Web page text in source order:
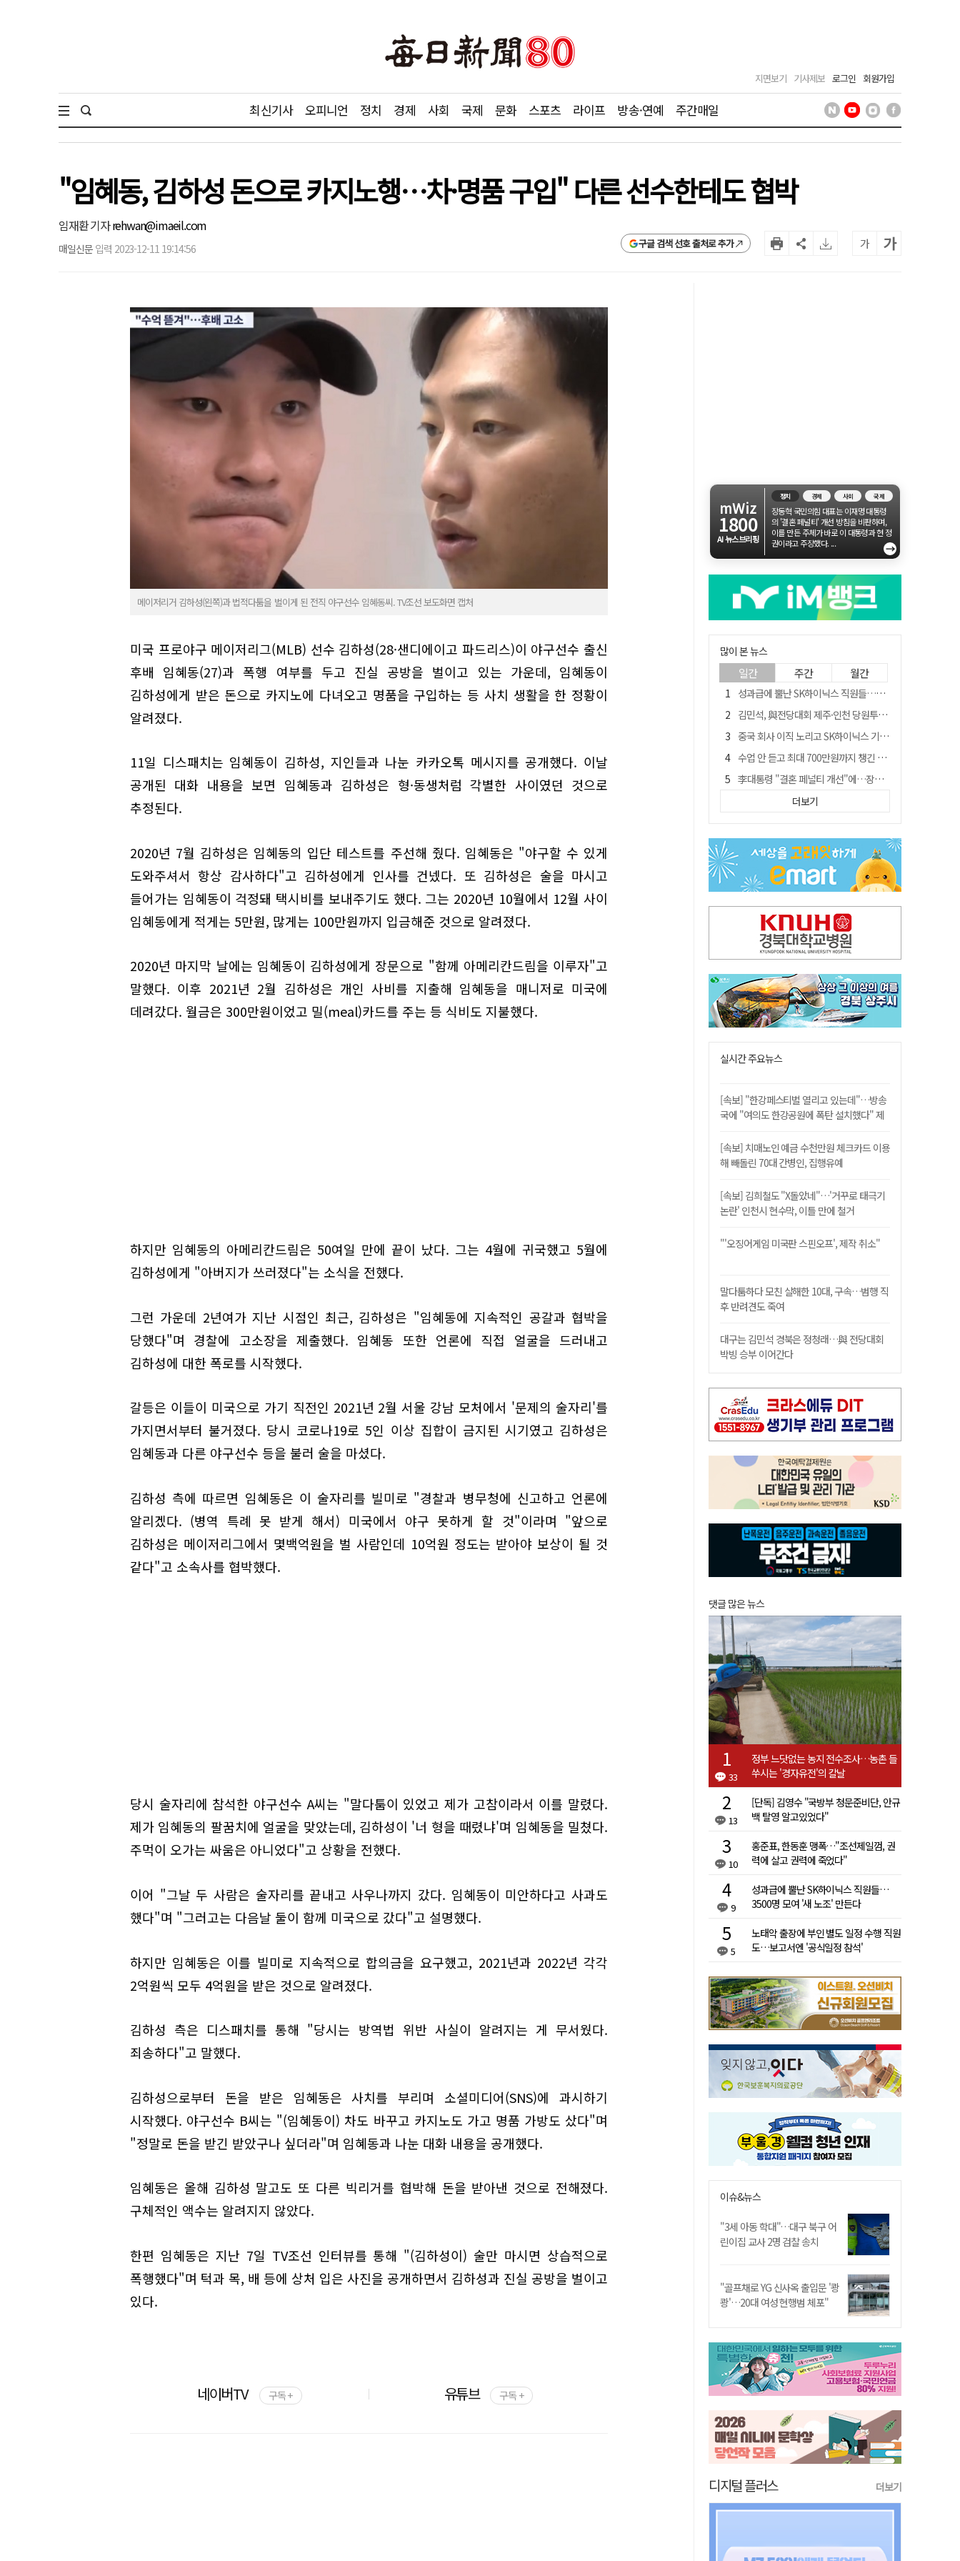
지면보기 기사제보 로그인 회원가입
최신기사 오피니언 정치 경제 사회 국제 문화 스포츠 라이프 방송·연예 주간매일
"임혜동, 김하성 돈으로 카지노행…차·명품 구입" 다른 선수한테도 협박
임재환 기자rehwan@imaeil.com
매일신문 입력 2023-12-11 19:14:56 구글 검색 선호 출처로 추가 가 가
메이저리거 김하성(왼쪽)과 법적다툼을 벌이게 된 전직 야구선수 임혜동씨. TV조선 보도화면 캡처
미국 프로야구 메이저리그(MLB) 선수 김하성(28·샌디에이고 파드리스)이 야구선수 출신
후배 임혜동(27)과 폭행 여부를 두고 진실 공방을 벌이고 있는 가운데, 임혜동이
김하성에게 받은 돈으로 카지노에 다녀오고 명품을 구입하는 등 사치 생활을 한 정황이
알려졌다.
11일 디스패치는 임혜동이 김하성, 지인들과 나눈 카카오톡 메시지를 공개했다. 이날
공개된 대화 내용을 보면 임혜동과 김하성은 형·동생처럼 각별한 사이였던 것으로
추정된다.
2020년 7월 김하성은 임혜동의 입단 테스트를 주선해 줬다. 임혜동은 "야구할 수 있게
도와주셔서 항상 감사하다"고 김하성에게 인사를 건넸다. 또 김하성은 술을 마시고
들어가는 임혜동이 걱정돼 택시비를 보내주기도 했다. 그는 2020년 10월에서 12월 사이
임혜동에게 적게는 5만원, 많게는 100만원까지 입금해준 것으로 알려졌다.
2020년 마지막 날에는 임혜동이 김하성에게 장문으로 "함께 아메리칸드림을 이루자"고
말했다. 이후 2021년 2월 김하성은 개인 사비를 지출해 임혜동을 매니저로 미국에
데려갔다. 월금은 300만원이었고 밀(meal)카드를 주는 등 식비도 지불했다.
하지만 임혜동의 아메리칸드림은 50여일 만에 끝이 났다. 그는 4월에 귀국했고 5월에
김하성에게 "아버지가 쓰러졌다"는 소식을 전했다.
그런 가운데 2년여가 지난 시점인 최근, 김하성은 "임혜동에 지속적인 공갈과 협박을
당했다"며 경찰에 고소장을 제출했다. 임혜동 또한 언론에 직접 얼굴을 드러내고
김하성에 대한 폭로를 시작했다.
갈등은 이들이 미국으로 가기 직전인 2021년 2월 서울 강남 모처에서 '문제의 술자리'를
가지면서부터 불거졌다. 당시 코로나19로 5인 이상 집합이 금지된 시기였고 김하성은
임혜동과 다른 야구선수 등을 불러 술을 마셨다.
김하성 측에 따르면 임혜동은 이 술자리를 빌미로 "경찰과 병무청에 신고하고 언론에
알리겠다. (병역 특례 못 받게 해서) 미국에서 야구 못하게 할 것"이라며 "앞으로
김하성은 메이저리그에서 몇백억원을 벌 사람인데 10억원 정도는 받아야 보상이 될 것
같다"고 소속사를 협박했다.
당시 술자리에 참석한 야구선수 A씨는 "말다툼이 있었고 제가 고참이라서 이를 말렸다.
제가 임혜동의 팔꿈치에 얼굴을 맞았는데, 김하성이 '너 형을 때렸냐'며 임혜동을 밀쳤다.
주먹이 오가는 싸움은 아니었다"고 상황을 전했다.
이어 "그날 두 사람은 술자리를 끝내고 사우나까지 갔다. 임혜동이 미안하다고 사과도
했다"며 "그러고는 다음날 둘이 함께 미국으로 갔다"고 설명했다.
하지만 임혜동은 이를 빌미로 지속적으로 합의금을 요구했고, 2021년과 2022년 각각
2억원씩 모두 4억원을 받은 것으로 알려졌다.
김하성 측은 디스패치를 통해 "당시는 방역법 위반 사실이 알려지는 게 무서웠다.
죄송하다"고 말했다.
김하성으로부터 돈을 받은 임혜동은 사치를 부리며 소셜미디어(SNS)에 과시하기
시작했다. 야구선수 B씨는 "(임혜동이) 차도 바꾸고 카지노도 가고 명품 가방도 샀다"며
"정말로 돈을 받긴 받았구나 싶더라"며 임혜동과 나눈 대화 내용을 공개했다.
임혜동은 올해 김하성 말고도 또 다른 빅리거를 협박해 돈을 받아낸 것으로 전해졌다.
구체적인 액수는 알려지지 않았다.
한편 임혜동은 지난 7일 TV조선 인터뷰를 통해 "(김하성이) 술만 마시면 상습적으로
폭행했다"며 턱과 목, 배 등에 상처 입은 사진을 공개하면서 김하성과 진실 공방을 벌이고
있다.
네이버TV 구독 + 유튜브 구독 +
mWiz
1800
AI 뉴스브리핑
정치 경제 사회 국제
장동혁 국민의힘 대표는 이재명 대통령
의 '결혼 페널티' 개선 방침을 비판하며,
이를 만든 주체가 바로 이 대통령과 현 정
권이라고 주장했다. ...
→
많이 본 뉴스
일간 주간 월간
성과급에 뿔난 SK하이닉스 직원들…3500명 모여 '새 노조' 만든다
김민석, 與전당대회 제주·인천 당원투표서 승리…누적 득표는 '초박빙'
중국 회사 이직 노리고 SK하이닉스 기밀 빼돌려…결국 실형
수업 안 듣고 최대 700만원까지 챙긴 포항 A대학 '유령 선수' 등 무더기 송치
李대통령 "결혼 페널티 개선"에…장동혁 "그 페널티 만든 게 이 정권"
경북 칠곡시니어클럽 커피앤솝 사업단…자개소품 만들기 문화체험 운영
신축 줄고 리모델링 뜨자…건설업계, 로봇·모듈러로 방향 튼다
"아버지 외출한 사이"…흉기로 40대母 살해한 고교 자퇴생, 구속 기로에
황희가 띄운 '버스 하우스'…민주당 "실현 거의 불가능, 해프닝으로 봐달라"
더보기
실시간 주요뉴스
[속보] "한강페스티벌 열리고 있는데"…방송
국에 "여의도 한강공원에 폭탄 설치했다" 제
[속보] 치매노인 예금 수천만원 체크카드 이용
해 빼돌린 70대 간병인, 집행유예
[속보] 김희철도 "X돌았네"…'거꾸로 태극기
논란' 인천시 현수막, 이틀 만에 철거
"'오징어게임 미국판 스핀오프', 제작 취소"
말다툼하다 모친 살해한 10대, 구속…범행 직
후 반려견도 죽여
대구는 김민석 경북은 정청래…與 전당대회
박빙 승부 이어간다
댓글 많은 뉴스
33
정부 느닷없는 농지 전수조사…농촌 들
쑤시는 '경자유전'의 칼날
13
[단독] 김영수 "국방부 청문준비단, 안규
백 탈영 알고있었다"
10
홍준표, 한동훈 맹폭…"조선제일껌, 권
력에 살고 권력에 죽었다"
9
성과급에 뿔난 SK하이닉스 직원들…
3500명 모여 '새 노조' 만든다
5
노태악 출장에 부인 별도 일정 수행 직원
도…보고서엔 '공식일정 참석'
이슈&뉴스
"3세 아동 학대"…대구 북구 어
린이집 교사 2명 검찰 송치
"골프채로 YG 신사옥 출입문 '쾅
쾅'…20대 여성 현행범 체포"
디지털 플러스 더보기